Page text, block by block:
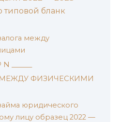
типовой бланк
между
______
ФИЗИЧЕСКИМИ
юридического
лицу образец 2022 —